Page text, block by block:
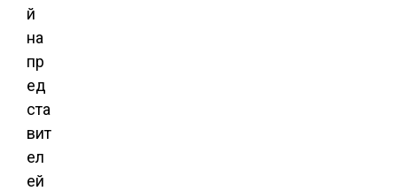
й
на
пр
ед
ста
вит
ел
ей